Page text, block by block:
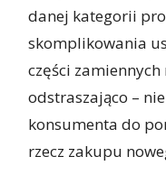
danej kategorii
skomplikowania
części zamiennych
odstraszająco –
konsumenta do
rzecz zakupu